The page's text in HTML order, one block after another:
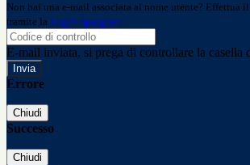
Non hai una e-mail associata al nome utente? Effettua
tramite la Login Spaggiari
E-mail inviata, si prega di controllare la casella
Errore
Chiudi
Successo
Chiudi